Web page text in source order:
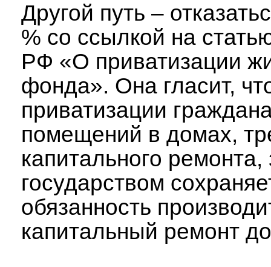
Другой путь –
% со ссылкой на
РФ «О приватизации
фонда». Она гласит,
приватизации
помещений в домах,
капитального ремонта,
государством
обязанность
капитальный ремонт